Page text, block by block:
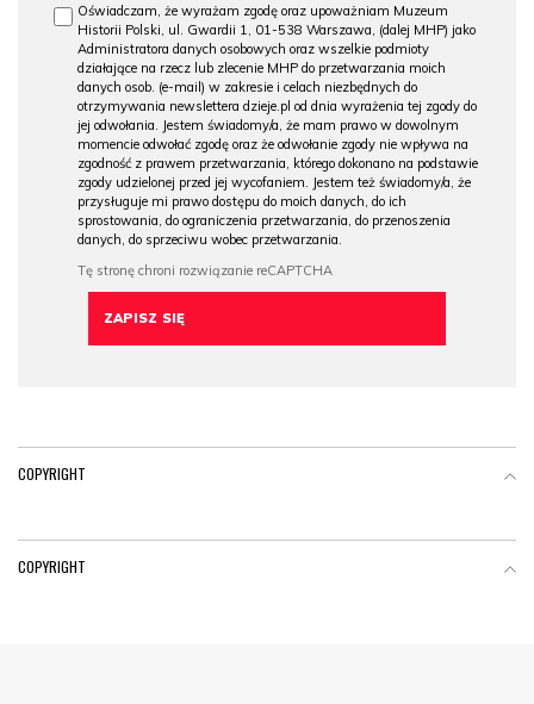
Oświadczam, że wyrażam zgodę oraz upoważniam Muzeum
Historii Polski, ul. Gwardii 1, 01-538 Warszawa, (dalej MHP) jako
Administratora danych osobowych oraz wszelkie podmioty
działające na rzecz lub zlecenie MHP do przetwarzania moich
danych osob. (e-mail) w zakresie i celach niezbędnych do
otrzymywania newslettera dzieje.pl od dnia wyrażenia tej zgody do
jej odwołania. Jestem świadomy/a, że mam prawo w dowolnym
momencie odwołać zgodę oraz że odwołanie zgody nie wpływa na
zgodność z prawem przetwarzania, którego dokonano na podstawie
zgody udzielonej przed jej wycofaniem. Jestem też świadomy/a, że
przysługuje mi prawo dostępu do moich danych, do ich
sprostowania, do ograniczenia przetwarzania, do przenoszenia
danych, do sprzeciwu wobec przetwarzania.
COPYRIGHT
COPYRIGHT